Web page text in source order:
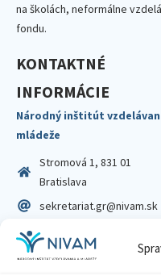
na školách, neformálne
fondu.
KONTAKTNÉ
INFORMÁCIE
Národný inštitút
mládeže
Stromová 1, 831 01
Bratislava
sekretariat.gr@nivam.sk
IČO: 00164348
DIČ: 2020798714